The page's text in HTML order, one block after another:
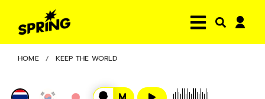
HOME KEEP THE WORLD